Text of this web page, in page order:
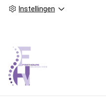
Instellingen